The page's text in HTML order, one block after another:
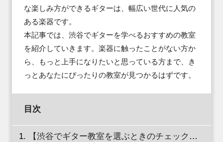
な楽しみ方ができるギターは、幅広い世代に人気の
ある楽器です。
本記事では、渋谷でギターを学べるおすすめの教室
を紹介していきます。楽器に触ったことがない方か
ら、もっと上手になりたいと思っている方まで、き
っとあなたにぴったりの教室が見つかるはずです。
目次
【渋谷でギター教室を選ぶときのチェックポイントを紹介】